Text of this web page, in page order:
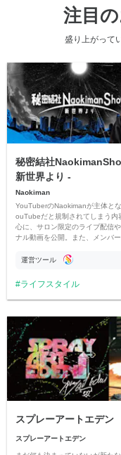
注目
盛り上がって
秘密結社
新世界より -
Naokiman
YouTuberのNaokimanが主体と
ouTubeだと規制されてしまう内
心に、サロン限定のライブ配信
ナル動画を公開。また、メンバ
ただいています。
運営ツール
ライフスタイル
スプレーアートエデン
スプレーアートエデン